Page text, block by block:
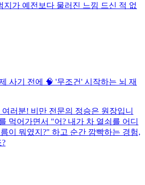
지가 예전보다 물러진 느낌 드신 적 없
사기 전에 🧠 '무조건' 시작하는 뇌 재
러분! 비만 전문의 정승은 원장입니
먹어가면서 "어? 내가 차 열쇠를 어디
이 뭐였지?" 하고 순간 깜빡하는 경험,